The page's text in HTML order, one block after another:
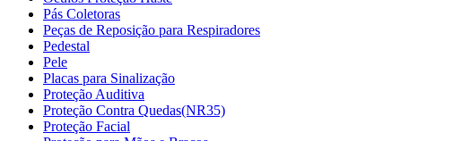
Pás Coletoras
Peças de Reposição para Respiradores
Pedestal
Pele
Placas para Sinalização
Proteção Auditiva
Proteção Contra Quedas(NR35)
Proteção Facial